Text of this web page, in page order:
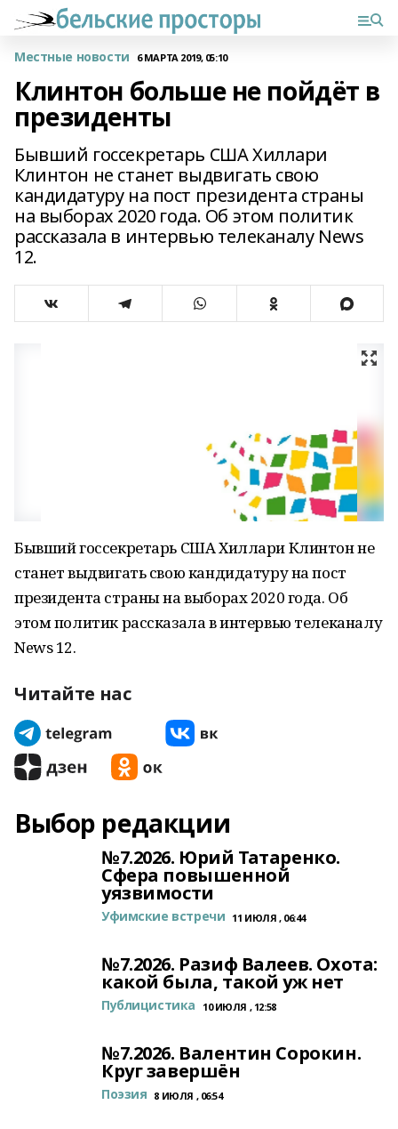
Местные новости 6 МАРТА 2019, 05:10
Клинтон больше не пойдёт в
президенты
Бывший госсекретарь США Хиллари
Клинтон не станет выдвигать свою
кандидатуру на пост президента страны
на выборах 2020 года. Об этом политик
рассказала в интервью телеканалу News
12.
Бывший госсекретарь США Хиллари Клинтон не
станет выдвигать свою кандидатуру на пост
президента страны на выборах 2020 года. Об
этом политик рассказала в интервью телеканалу
News 12.
Читайте нас
Выбор редакции
№7.2026. Юрий Татаренко.
Сфера повышенной
уязвимости
Уфимские встречи 11 ИЮЛЯ , 06:44
№7.2026. Разиф Валеев. Охота:
какой была, такой уж нет
Публицистика 10 ИЮЛЯ , 12:58
№7.2026. Валентин Сорокин.
Круг завершён
Поэзия 8 ИЮЛЯ , 06:54